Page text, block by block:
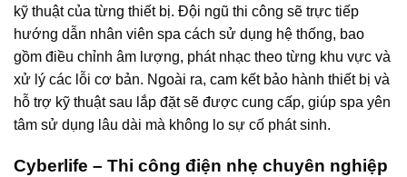
kỹ thuật của từng thiết bị. Đội ngũ thi công sẽ trực tiếp
hướng dẫn nhân viên spa cách sử dụng hệ thống, bao
gồm điều chỉnh âm lượng, phát nhạc theo từng khu vực và
xử lý các lỗi cơ bản. Ngoài ra, cam kết bảo hành thiết bị và
hỗ trợ kỹ thuật sau lắp đặt sẽ được cung cấp, giúp spa yên
tâm sử dụng lâu dài mà không lo sự cố phát sinh.
Cyberlife – Thi công điện nhẹ chuyên nghiệp